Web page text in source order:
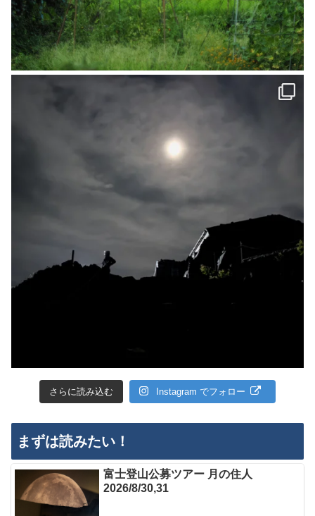
さらに読み込む Instagram でフォロー
まずは読みたい！
富士登山公募ツアー 月の住人
2026/8/30,31